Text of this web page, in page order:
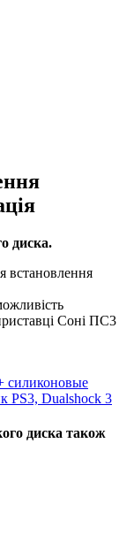
диска.
встановлення
Соні ПС3
силиконовые
PS3, Dualshock 3
диска також